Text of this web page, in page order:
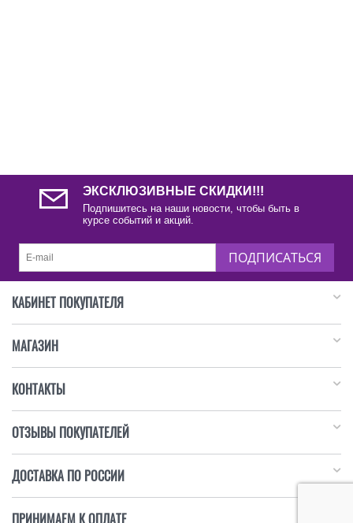
ЭКСКЛЮЗИВНЫЕ СКИДКИ!!!
Подпишитесь на наши новости, чтобы быть в
курсе событий и акций.
ПОДПИСАТЬСЯ
КАБИНЕТ ПОКУПАТЕЛЯ
МАГАЗИН
КОНТАКТЫ
ОТЗЫВЫ ПОКУПАТЕЛЕЙ
ДОСТАВКА ПО РОССИИ